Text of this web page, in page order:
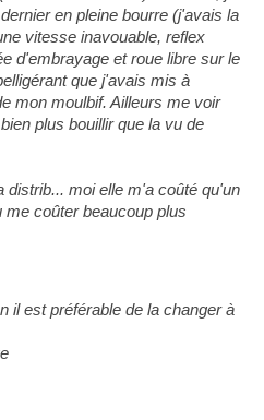
en pleine bourre (j'avais la
vitesse inavouable, reflex
d'embrayage et roue libre sur le
que j'avais mis à
mon moulbif. Ailleurs me voir
plus bouillir que la vu de
distrib... moi elle m'a coûté qu'un
coûter beaucoup plus
il est préférable de la changer à